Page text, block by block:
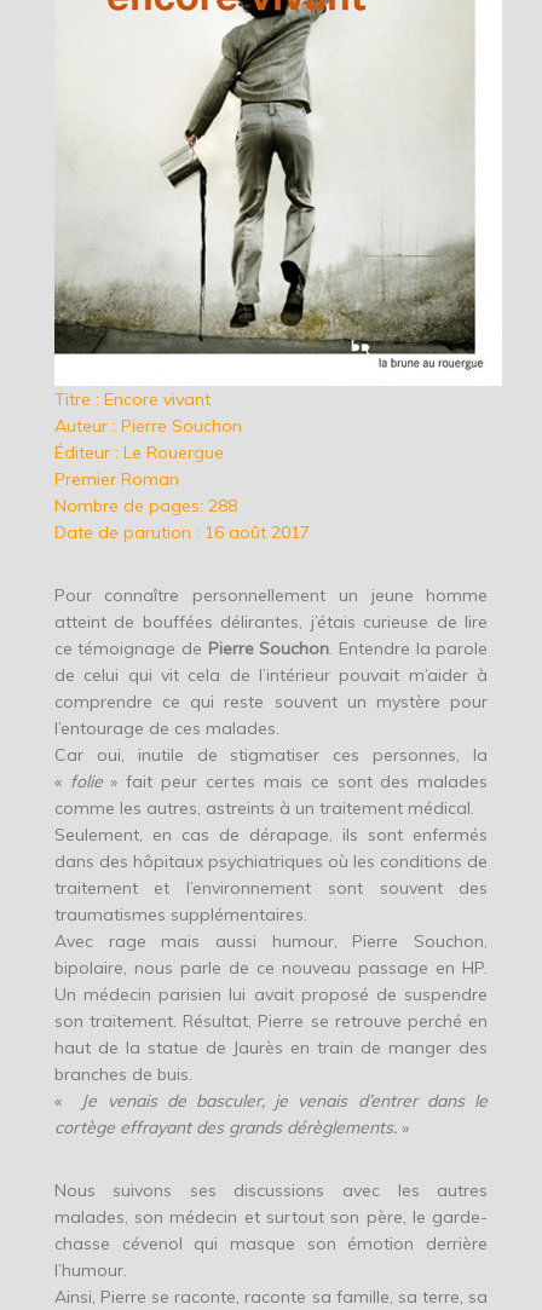
Titre : Encore vivant
Auteur : Pierre Souchon
Éditeur : Le Rouergue
Premier Roman
Nombre de pages: 288
Date de parution : 16 août 2017
Pour connaître personnellement un jeune homme
atteint de bouffées délirantes, j’étais curieuse de lire
ce témoignage de Pierre Souchon. Entendre la parole
de celui qui vit cela de l’intérieur pouvait m’aider à
comprendre ce qui reste souvent un mystère pour
l’entourage de ces malades.
Car oui, inutile de stigmatiser ces personnes, la
« folie» fait peur certes mais ce sont des malades
comme les autres, astreints à un traitement médical.
Seulement, en cas de dérapage, ils sont enfermés
dans des hôpitaux psychiatriques où les conditions de
traitement et l’environnement sont souvent des
traumatismes supplémentaires.
Avec rage mais aussi humour, Pierre Souchon,
bipolaire, nous parle de ce nouveau passage en HP.
Un médecin parisien lui avait proposé de suspendre
son traitement. Résultat, Pierre se retrouve perché en
haut de la statue de Jaurès en train de manger des
branches de buis.
« Je venais de basculer, je venais d’entrer dans le
cortège effrayant des grands dérèglements.»
Nous suivons ses discussions avec les autres
malades, son médecin et surtout son père, le garde-
chasse cévenol qui masque son émotion derrière
l’humour.
Ainsi, Pierre se raconte, raconte sa famille, sa terre, sa